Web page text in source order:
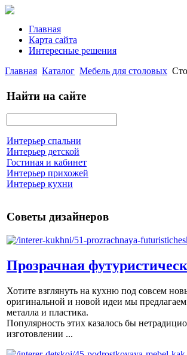
Главная
Карта сайта
Интересные решения
Главная Каталог Мебель для столовых
Найти на сайте
Интерьер спальни
Интерьер детской
Гостиная и кабинет
Интерьер прихожей
Интерьер кухни
Советы дизайнеров
Прозрачная
Хотите взглянуть на кухню под совсем
оригинальной и новой идеи мы
металла и пластика.
Популярность этих казалось бы
изготовлении ...